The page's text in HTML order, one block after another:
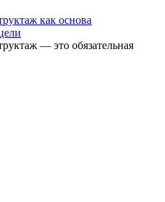
как основа
— это обязательная